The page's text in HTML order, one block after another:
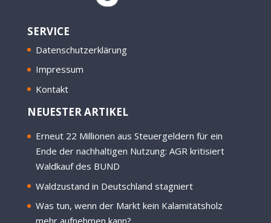
SERVICE
Datenschutzerklärung
Impressum
Kontakt
NEUESTER ARTIKEL
Erneut 22 Millionen aus Steuergeldern für ein
Ende der nachhaltigen Nutzung: AGR kritisiert
Waldkauf des BUND
Waldzustand in Deutschland stagniert
Was tun, wenn der Markt kein Kalamitätsholz